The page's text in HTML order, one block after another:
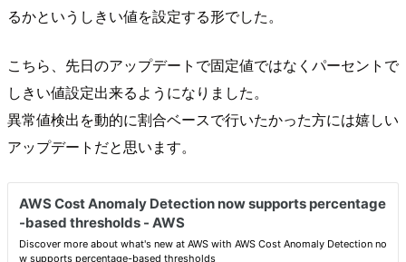
るかというしきい値を設定する形でした。
こちら、先日のアップデートで固定値ではなくパーセントで
しきい値設定出来るようになりました。
異常値検出を動的に割合ベースで行いたかった方には嬉しい
アップデートだと思います。